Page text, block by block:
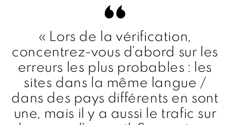
« Lors de la vérification,
concentrez-vous d’abord sur les
erreurs les plus probables : les
sites dans la même langue /
dans des pays différents en sont
une, mais il y a aussi le trafic sur